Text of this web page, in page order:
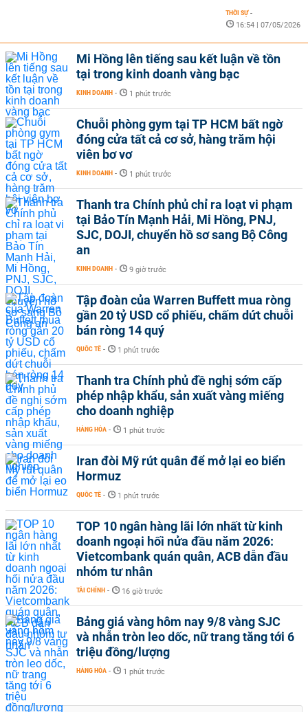
THỜI SỰ -
16:54 | 07/05/2026
Mi Hồng lên tiếng sau kết luận về tồn
tại trong kinh doanh vàng bạc
KINH DOANH - 1 phút trước
Chuỗi phòng gym tại TP HCM bất ngờ
đóng cửa tất cả cơ sở, hàng trăm hội
viên bơ vơ
KINH DOANH - 1 phút trước
Thanh tra Chính phủ chỉ ra loạt vi phạm
tại Bảo Tín Mạnh Hải, Mi Hồng, PNJ,
SJC, DOJI, chuyển hồ sơ sang Bộ Công
an
KINH DOANH - 9 giờ trước
Tập đoàn của Warren Buffett mua ròng
gần 20 tỷ USD cổ phiếu, chấm dứt chuỗi
bán ròng 14 quý
QUỐC TẾ - 1 phút trước
Thanh tra Chính phủ đề nghị sớm cấp
phép nhập khẩu, sản xuất vàng miếng
cho doanh nghiệp
HÀNG HÓA - 1 phút trước
Iran đòi Mỹ rút quân để mở lại eo biển
Hormuz
QUỐC TẾ - 1 phút trước
TOP 10 ngân hàng lãi lớn nhất từ kinh
doanh ngoại hối nửa đầu năm 2026:
Vietcombank quán quân, ACB dẫn đầu
nhóm tư nhân
TÀI CHÍNH - 16 giờ trước
Bảng giá vàng hôm nay 9/8 vàng SJC
và nhẫn tròn leo dốc, nữ trang tăng tới 6
triệu đồng/lượng
HÀNG HÓA - 1 phút trước